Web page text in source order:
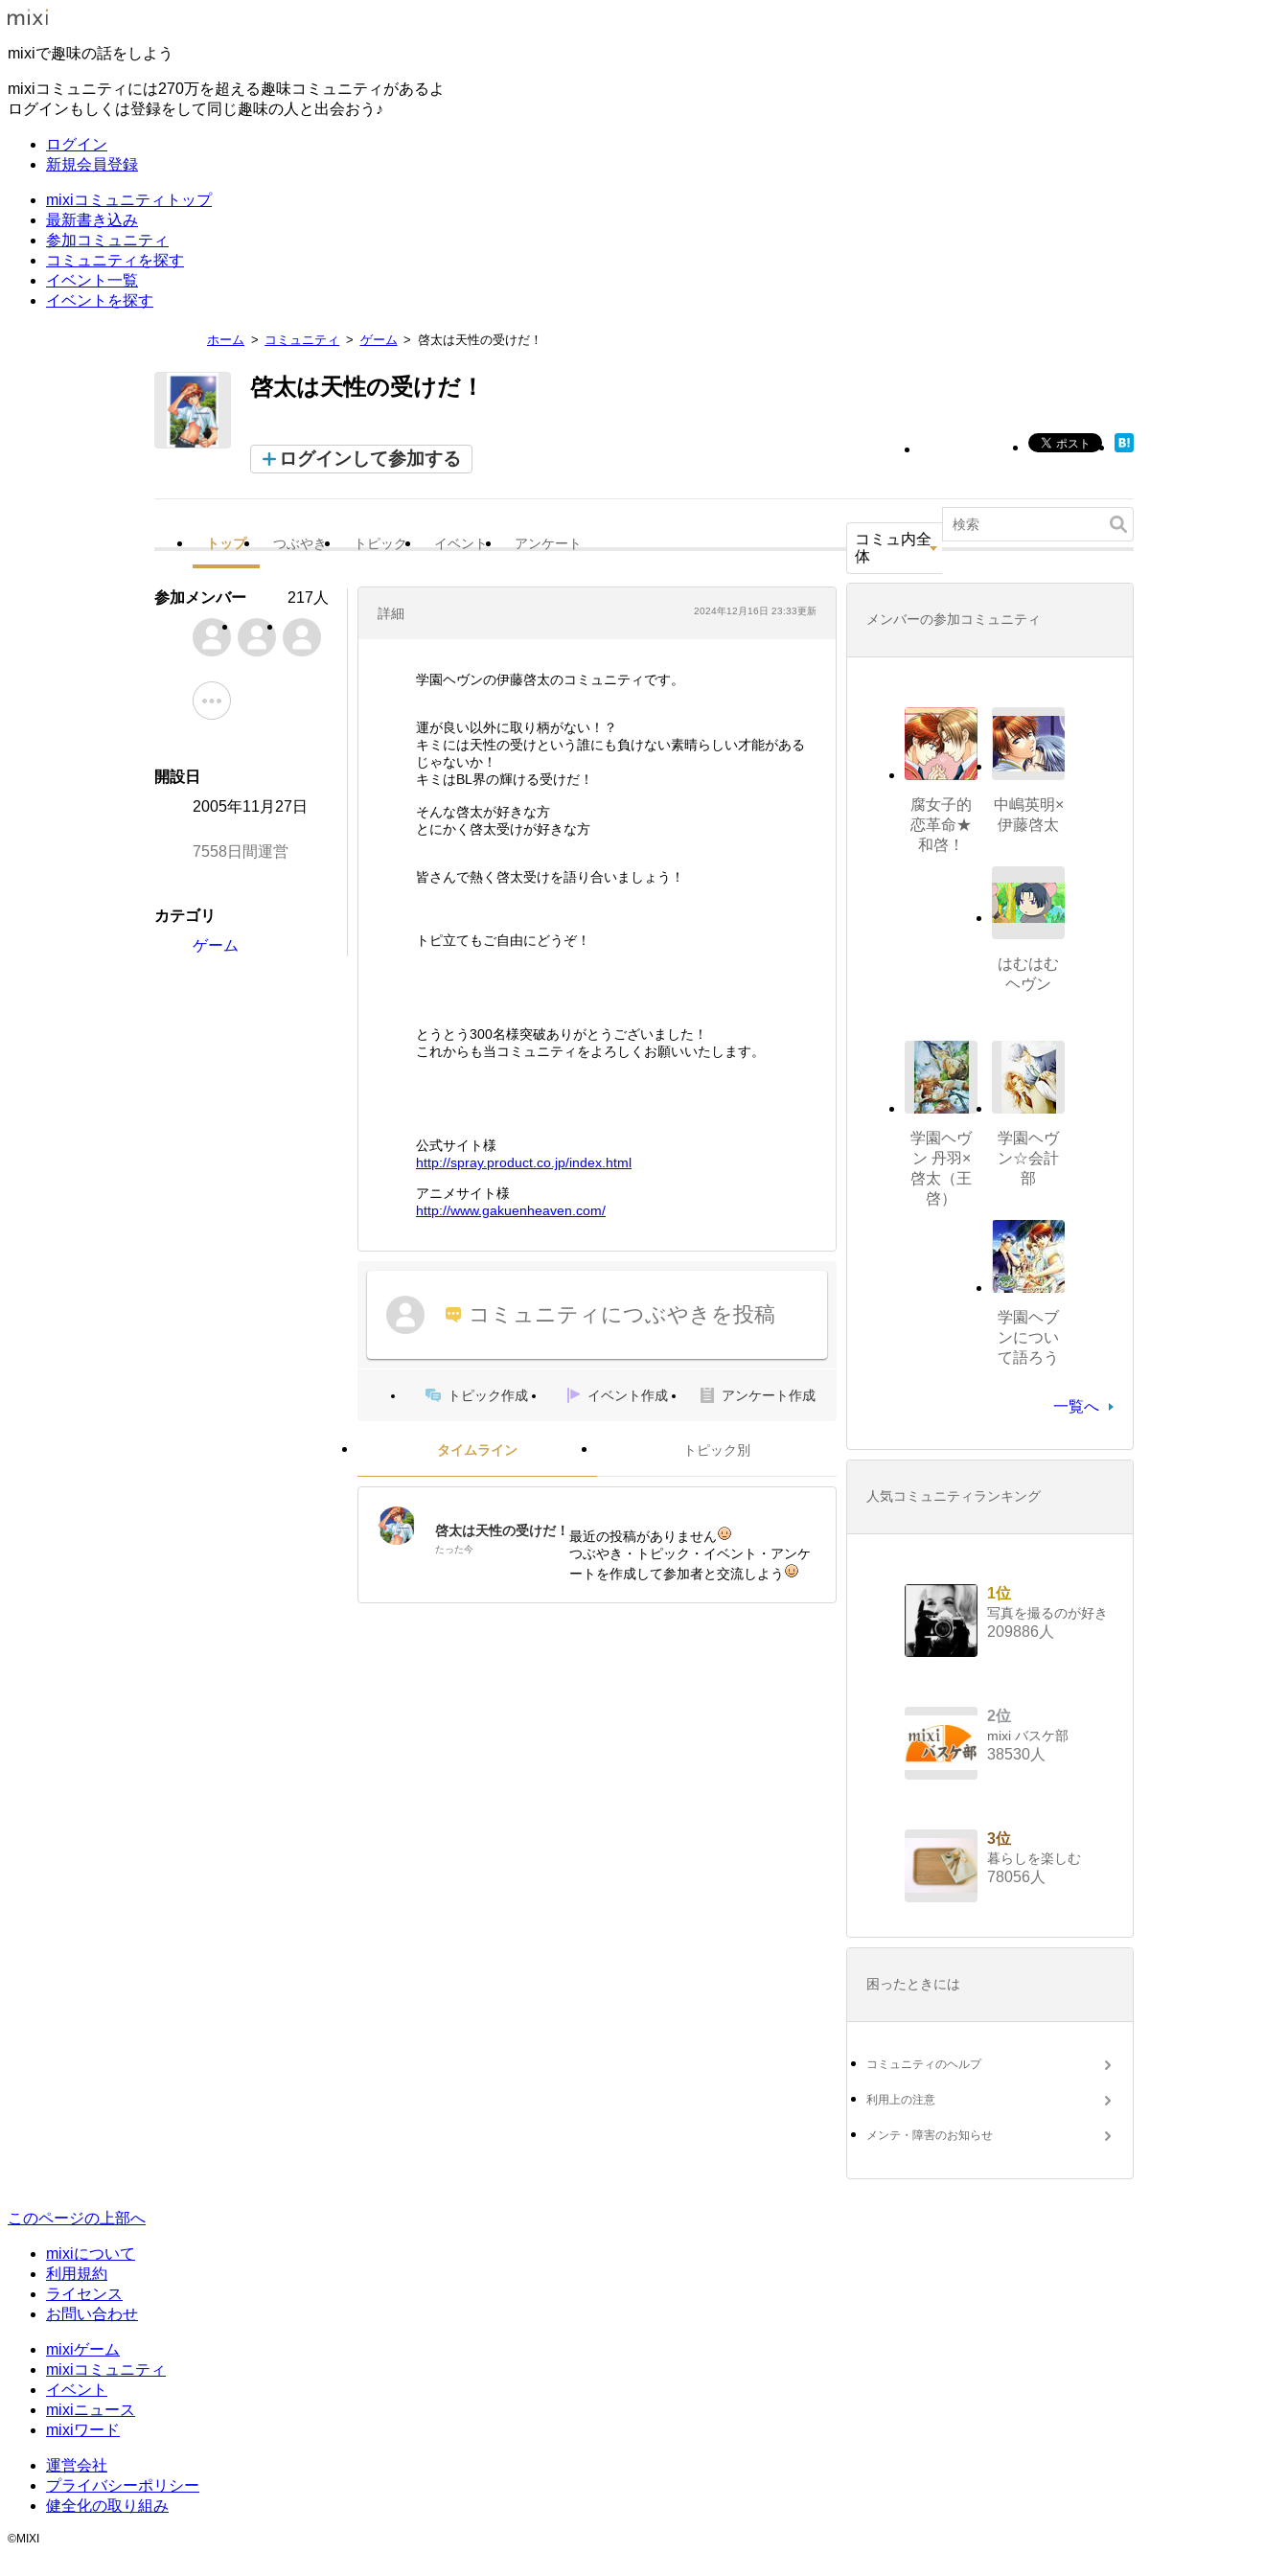
mixiで趣味の話をしよう
mixiコミュニティには270万を超える趣味コミュニティがあるよ
ログインもしくは登録をして同じ趣味の人と出会おう♪
ログイン
新規会員登録
mixiコミュニティトップ
最新書き込み
参加コミュニティ
コミュニティを探す
イベント一覧
イベントを探す
ホーム コミュニティ ゲーム 啓太は天性の受けだ！
啓太は天性の受けだ！
ログインして参加する
トップ つぶやき トピック イベント アンケート
コミュ内全
体
詳細 2024年12月16日 23:33更新
学園ヘヴンの伊藤啓太のコミュニティです。
運が良い以外に取り柄がない！？
キミには天性の受けという誰にも負けない素晴らしい才能がある
じゃないか！
キミはBL界の輝ける受けだ！
そんな啓太が好きな方
とにかく啓太受けが好きな方
皆さんで熱く啓太受けを語り合いましょう！
トピ立てもご自由にどうぞ！
とうとう300名様突破ありがとうございました！
これからも当コミュニティをよろしくお願いいたします。
公式サイト様
http://spray.product. co.jp/index.html
アニメサイト様
http://www.gakuenheaven.com/
コミュニティにつぶやきを投稿
トピック作成 イベント作成 アンケート作成
タイムライン トピック別
啓太は天性の受けだ！
たった今
最近の投稿がありません
つぶやき・トピック・イベント・アンケ
ートを作成して参加者と交流しよう
参加メンバー 217人
開設日
2005年11月27日
7558日間運営
カテゴリ
ゲーム
メンバーの参加コミュニティ
腐女子的
恋革命★
和啓！
中嶋英明×
伊藤啓太
はむはむ
ヘヴン
学園ヘヴ
ン 丹羽×
啓太（王
啓）
学園ヘヴ
ン☆会計
部
学園ヘブ
ンについ
て語ろう
一覧へ
人気コミュニティランキング
1位
写真を撮るのが好き
209886人
2位
mixi バスケ部
38530人
3位
暮らしを楽しむ
78056人
困ったときには
コミュニティのヘルプ
利用上の注意
メンテ・障害のお知らせ
このページの上部へ
mixiについて
利用規約
ライセンス
お問い合わせ
mixiゲーム
mixiコミュニティ
イベント
mixiニュース
mixiワード
運営会社
プライバシーポリシー
健全化の取り組み
©MIXI